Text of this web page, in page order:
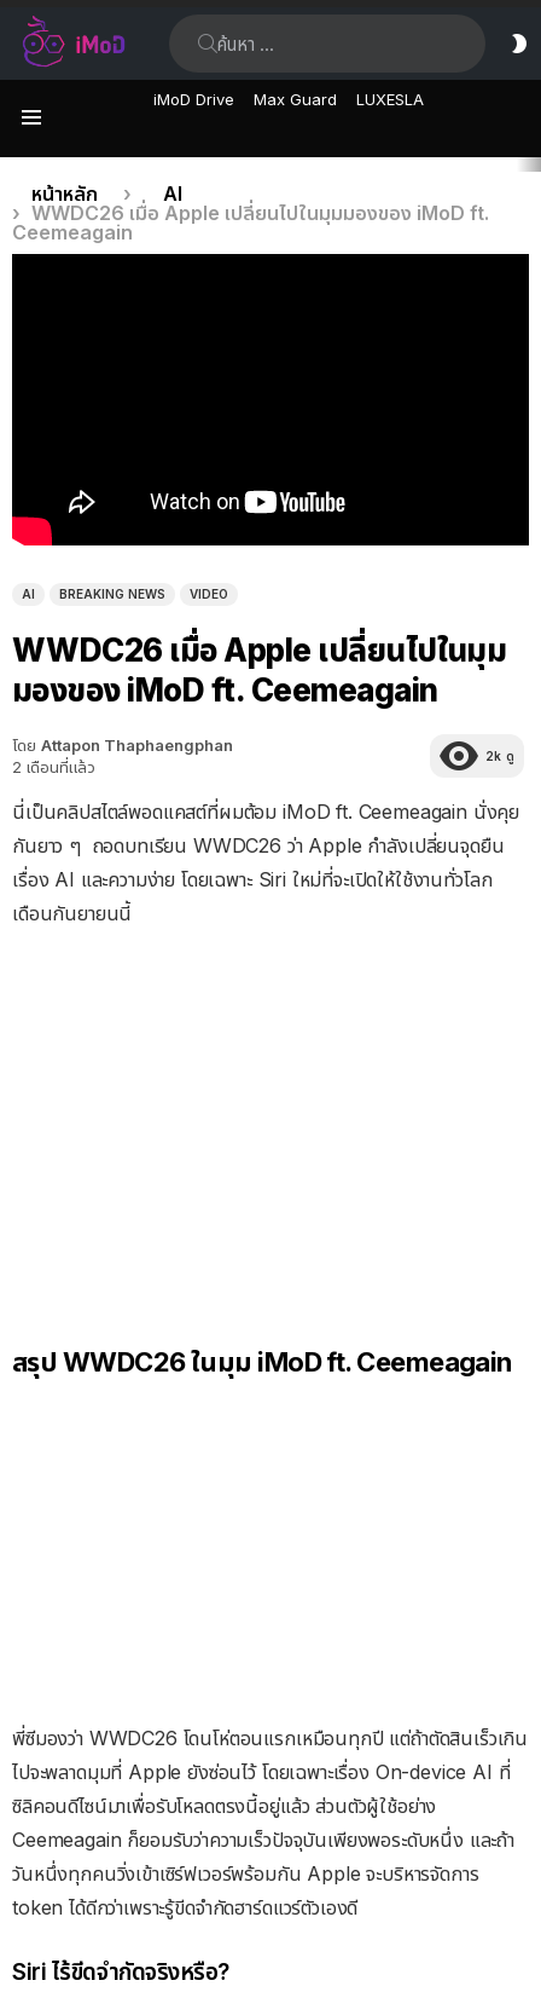
iMoD Drive Max Guard LUXESLA
เรื่อง
ล่าสุด
คุณอยู่ที่นี่:
หน้าหลัก
AI
WWDC26 เมื่อ Apple เปลี่ยนไปในมุมมองของ iMoD ft.
Ceemeagain
AI BREAKING NEWS VIDEO
WWDC26 เมื่อ Apple เปลี่ยนไปในมุม
มองของ iMoD ft. Ceemeagain
โดย Attapon Thaphaengphan
2 เดือนที่แล้ว
2k ดู
นี่เป็นคลิปสไตล์พอดแคสต์ที่ผมต้อม iMoD ft. Ceemeagain นั่งคุย
กันยาว ๆ ถอดบทเรียน WWDC26 ว่า Apple กำลังเปลี่ยนจุดยืน
เรื่อง AI และความง่าย โดยเฉพาะ Siri ใหม่ที่จะเปิดให้ใช้งานทั่วโลก
เดือนกันยายนนี้
สรุป WWDC26 ในมุม iMoD ft. Ceemeagain
พี่ซีมองว่า WWDC26 โดนโห่ตอนแรกเหมือนทุกปี แต่ถ้าตัดสินเร็วเกิน
ไปจะพลาดมุมที่ Apple ยังซ่อนไว้ โดยเฉพาะเรื่อง On-device AI ที่
ซิลิคอนดีไซน์มาเพื่อรับโหลดตรงนี้อยู่แล้ว ส่วนตัวผู้ใช้อย่าง
Ceemeagain ก็ยอมรับว่าความเร็วปัจจุบันเพียงพอระดับหนึ่ง และถ้า
วันหนึ่งทุกคนวิ่งเข้าเซิร์ฟเวอร์พร้อมกัน Apple จะบริหารจัดการ
token ได้ดีกว่าเพราะรู้ขีดจำกัดฮาร์ดแวร์ตัวเองดี
Siri ไร้ขีดจำกัดจริงหรือ?